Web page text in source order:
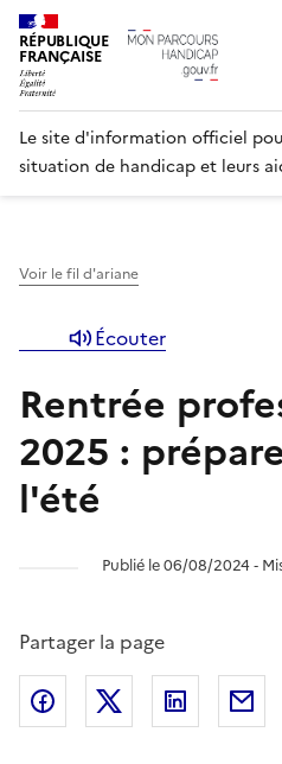
RÉPUBLIQUE
FRANÇAISE
Le site d'information officiel
situation de handicap et leurs
Voir le fil d'ariane
Écouter
Rentrée
2025 :
l'été
Publié le 06/08/2024 ‐
Partager la page
Partager l'article sur
Partager